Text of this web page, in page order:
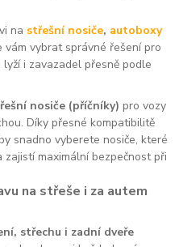
na střešní nosiče, autoboxy
vám vybrat správné řešení pro
i zavazadel přesně podle
nosiče (příčníky) pro vozy
Díky přesné kompatibilitě
snadno vyberete nosiče, které
maximální bezpečnost při
na střeše i za autem
střechu i zadní dveře